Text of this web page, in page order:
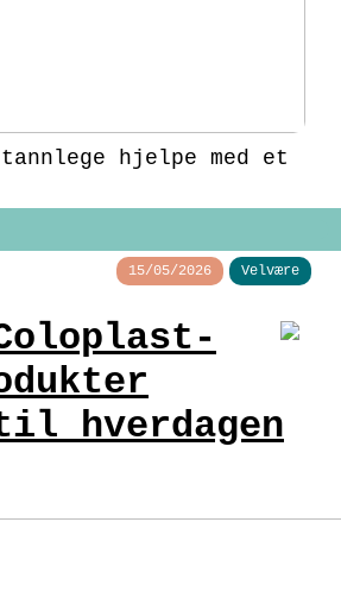
hjelpe med et
15/05/2026 Velvære
hverdagen